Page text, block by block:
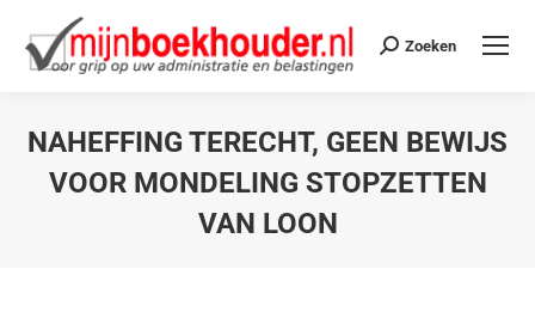
Zoeken
NAHEFFING TERECHT, GEEN BEWIJS
VOOR MONDELING STOPZETTEN
VAN LOON